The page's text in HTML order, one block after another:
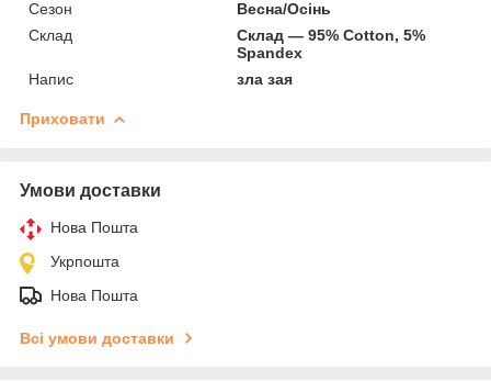
Сезон
Весна/Осінь
Склад
Склад ― 95% Cotton, 5%
Spandex
Напис
зла зая
Приховати
Умови доставки
Нова Пошта
Укрпошта
Нова Пошта
Всі умови доставки